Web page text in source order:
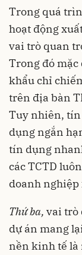
Trong quá
hoạt động
vai trò quan
Trong đó
khẩu chỉ
trên địa bàn
Tuy nhiên, tín
dụng ngắn
tín dụng
các TCTD
doanh nghiệp
Thứ ba, vai trò
dự án mang
nền kinh tế là